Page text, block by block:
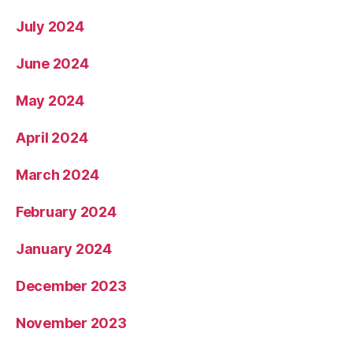
July 2024
June 2024
May 2024
April 2024
March 2024
February 2024
January 2024
December 2023
November 2023